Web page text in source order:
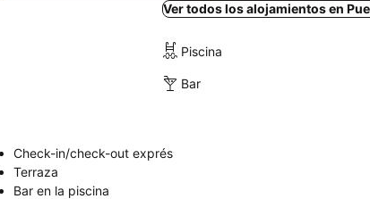
Ver todos los alojamientos en
Piscina
Bar
Check-in/check-out exprés
Terraza
Bar en la piscina